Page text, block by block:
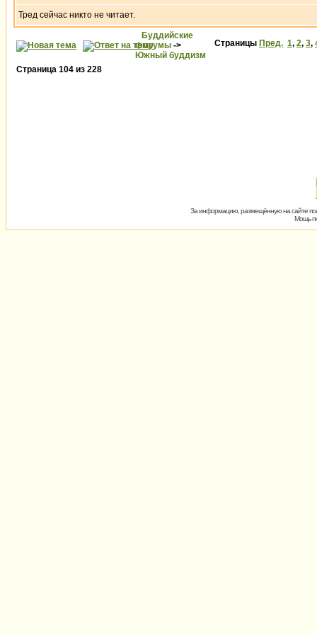
Тред сейчас никто не читает.
Буддийские
форумы ->
Южный буддизм
Страницы Пред. 1, 2, 3,
Страница 104 из 228
За информацию, размещённую на сайте
Мощь